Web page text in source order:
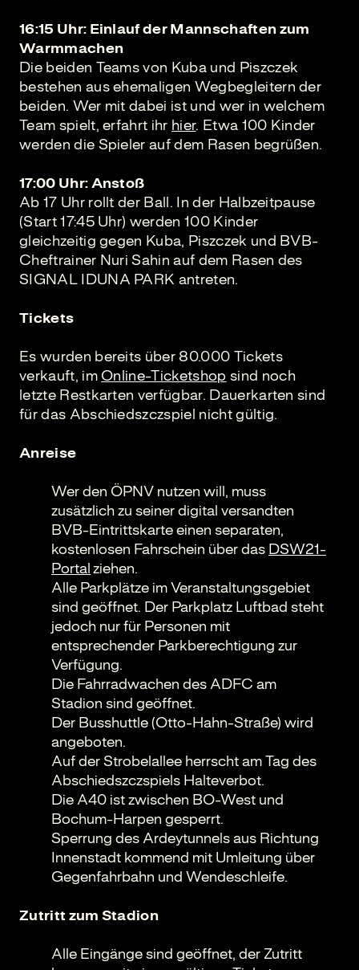
16:15 Uhr: Einlauf der Mannschaften zum
Warmmachen
Die beiden Teams von Kuba und Piszczek
bestehen aus ehemaligen Wegbegleitern der
beiden. Wer mit dabei ist und wer in welchem
Team spielt, erfahrt ihr hier. Etwa 100 Kinder
werden die Spieler auf dem Rasen begrüßen.
17:00 Uhr: Anstoß
Ab 17 Uhr rollt der Ball. In der Halbzeitpause
(Start 17:45 Uhr) werden 100 Kinder
gleichzeitig gegen Kuba, Piszczek und BVB-
Cheftrainer Nuri Sahin auf dem Rasen des
SIGNAL IDUNA PARK antreten.
Tickets
Es wurden bereits über 80.000 Tickets
verkauft, im Online-Ticketshop sind noch
letzte Restkarten verfügbar. Dauerkarten sind
für das Abschiedszczspiel nicht gültig.
Anreise
Wer den ÖPNV nutzen will, muss
zusätzlich zu seiner digital versandten
BVB-Eintrittskarte einen separaten,
kostenlosen Fahrschein über das DSW21-
Portalziehen.
Alle Parkplätze im Veranstaltungsgebiet
sind geöffnet. Der Parkplatz Luftbad steht
jedoch nur für Personen mit
entsprechender Parkberechtigung zur
Verfügung.
Die Fahrradwachen des ADFC am
Stadion sind geöffnet.
Der Busshuttle (Otto-Hahn-Straße) wird
angeboten.
Auf der Strobelallee herrscht am Tag des
Abschiedszczspiels Halteverbot.
Die A40 ist zwischen BO-West und
Bochum-Harpen gesperrt.
Sperrung des Ardeytunnels aus Richtung
Innenstadt kommend mit Umleitung über
Gegenfahrbahn und Wendeschleife.
Zutritt zum Stadion
Alle Eingänge sind geöffnet, der Zutritt